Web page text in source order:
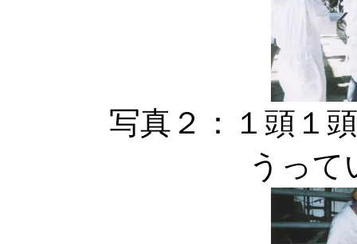
写真２：１頭１
うって